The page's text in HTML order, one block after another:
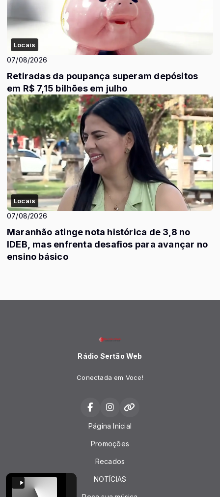
Locais
07/08/2026
Retiradas da poupança superam depósitos
em R$ 7,15 bilhões em julho
Locais
07/08/2026
Maranhão atinge nota histórica de 3,8 no
IDEB, mas enfrenta desafios para avançar no
ensino básico
Rádio Sertão Web
Conectada em Voce!
Página Inicial
Promoções
Recados
NOTÍCIAS